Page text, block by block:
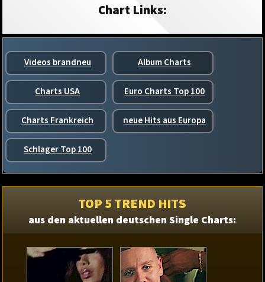
Chart Links:
Videos brandneu Album Charts
Charts USA Euro Charts Top 100
Charts Frankreich neue Hits aus Europa
Schlager Top 100
TOP 5 TREND HITS
aus den aktuellen deutschen Single Charts: